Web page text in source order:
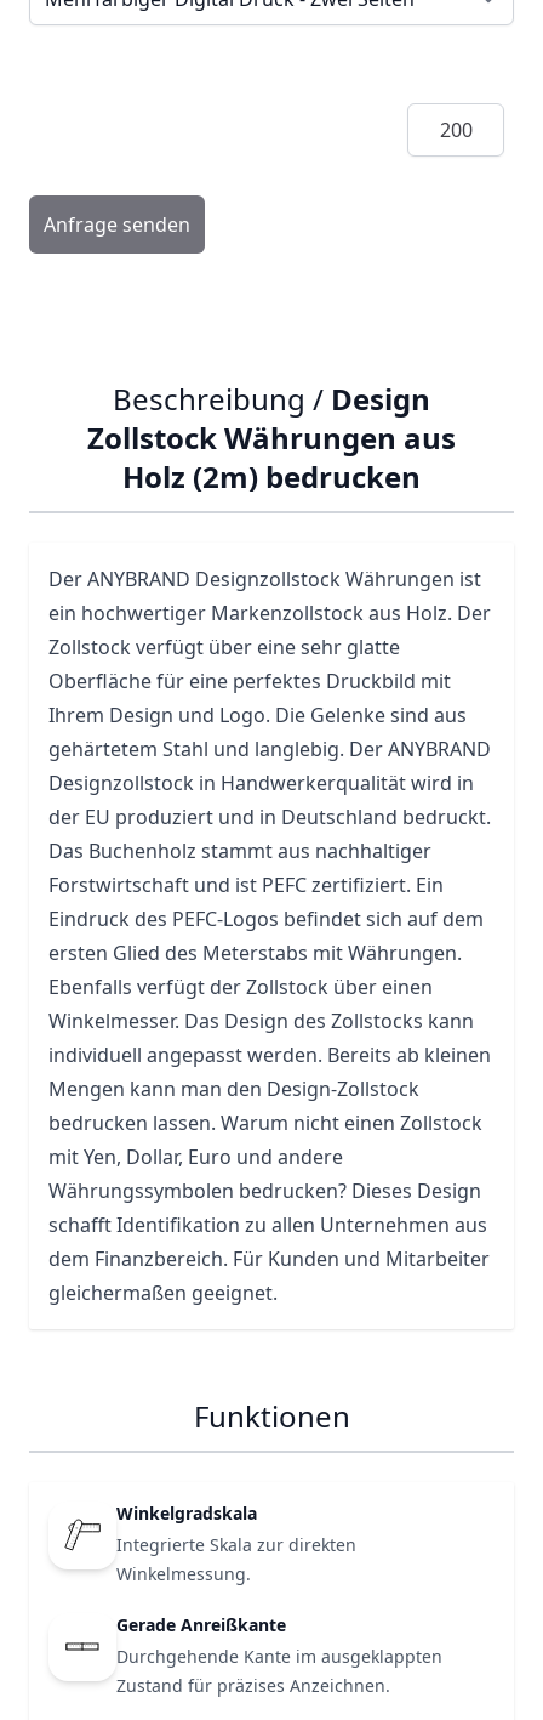
Menge
Anfrage senden
Beschreibung / Design
Zollstock Währungen aus
Holz (2m) bedrucken
Der ANYBRAND Designzollstock Währungen ist
ein hochwertiger Markenzollstock aus Holz. Der
Zollstock verfügt über eine sehr glatte
Oberfläche für eine perfektes Druckbild mit
Ihrem Design und Logo. Die Gelenke sind aus
gehärtetem Stahl und langlebig. Der ANYBRAND
Designzollstock in Handwerkerqualität wird in
der EU produziert und in Deutschland bedruckt.
Das Buchenholz stammt aus nachhaltiger
Forstwirtschaft und ist PEFC zertifiziert. Ein
Eindruck des PEFC-Logos befindet sich auf dem
ersten Glied des Meterstabs mit Währungen.
Ebenfalls verfügt der Zollstock über einen
Winkelmesser. Das Design des Zollstocks kann
individuell angepasst werden. Bereits ab kleinen
Mengen kann man den Design-Zollstock
bedrucken lassen. Warum nicht einen Zollstock
mit Yen, Dollar, Euro und andere
Währungssymbolen bedrucken? Dieses Design
schafft Identifikation zu allen Unternehmen aus
dem Finanzbereich. Für Kunden und Mitarbeiter
gleichermaßen geeignet.
Funktionen
Winkelgradskala
Integrierte Skala zur direkten
Winkelmessung.
Gerade Anreißkante
Durchgehende Kante im ausgeklappten
Zustand für präzises Anzeichnen.